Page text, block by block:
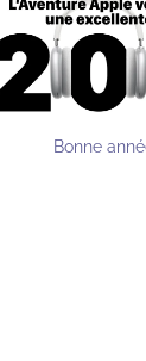
Bonne